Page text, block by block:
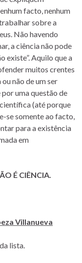
facto, nenhum
sobre a
Não havendo
a ciência não pode
existe”. Aquilo que a
muitos crentes
não de um ser
por uma questão de
(até porque
se somente ao facto,
para a existência
em
É CIÊNCIA.
Villanueva
lista.